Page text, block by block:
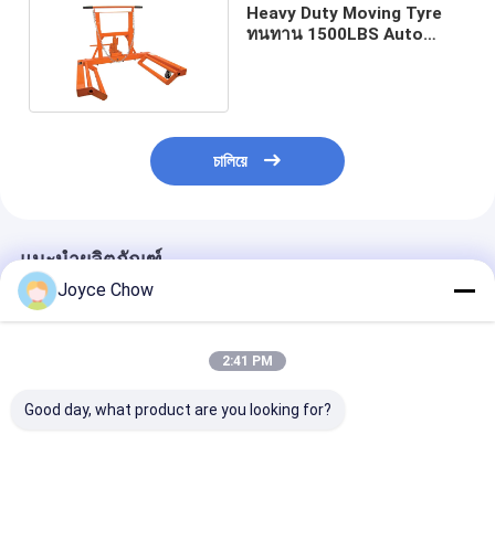
Heavy Duty Moving Tyre
ทนทาน 1500LBS Auto
চালিয়ে
แนะนำผลิตภัณฑ์
Joyce Chow
2:41 PM
Good day, what product are you looking for?